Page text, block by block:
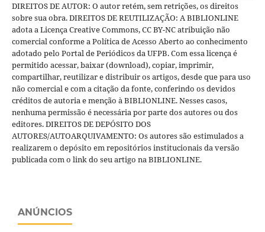
DIREITOS DE AUTOR: O autor retém, sem retrições, os direitos
sobre sua obra. DIREITOS DE REUTILIZAÇÃO: A BIBLIONLINE
adota a Licença Creative Commons, CC BY-NC atribuição não
comercial conforme a Política de Acesso Aberto ao conhecimento
adotado pelo Portal de Periódicos da UFPB. Com essa licença é
permitido acessar, baixar (download), copiar, imprimir,
compartilhar, reutilizar e distribuir os artigos, desde que para uso
não comercial e com a citação da fonte, conferindo os devidos
créditos de autoria e menção à BIBLIONLINE. Nesses casos,
nenhuma permissão é necessária por parte dos autores ou dos
editores. DIREITOS DE DEPÓSITO DOS
AUTORES/AUTOARQUIVAMENTO: Os autores são estimulados a
realizarem o depósito em repositórios institucionais da versão
publicada com o link do seu artigo na BIBLIONLINE.
ANÚNCIOS